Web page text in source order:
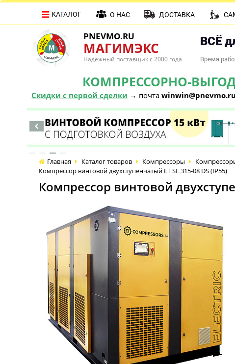
PNEVMO.RU
МАГИМЭКС
Надёжный поставщик с 2000 года
ВСЁ
Время
КОМПРЕССОРНО-
Скидки с первой сделки → почта winwin@pnevmo.ru
КАТАЛОГ О НАС ДОСТАВКА
Главная Каталог товаров Компрессоры
Компрессор винтовой двухступенчатый ET SL 315-08 DS (IP55)
Компрессор винтовой